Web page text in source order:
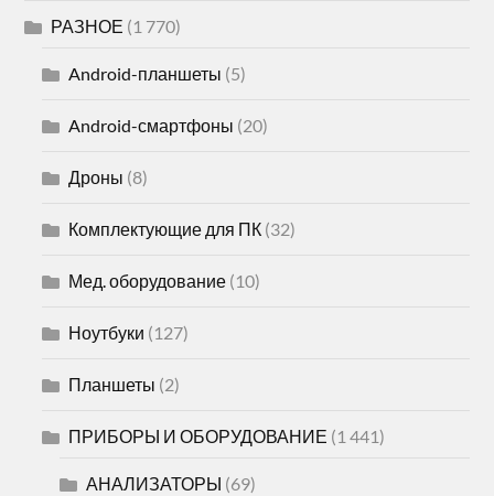
РАЗНОЕ (1 770)
Android-планшеты (5)
Android-смартфоны (20)
Дроны (8)
Комплектующие для ПК (32)
Мед. оборудование (10)
Ноутбуки (127)
Планшеты (2)
ПРИБОРЫ И ОБОРУДОВАНИЕ (1 441)
АНАЛИЗАТОРЫ (69)